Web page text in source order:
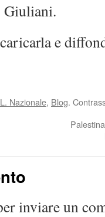
Giuliani.
e
Nazionale, Blog.
inviare un